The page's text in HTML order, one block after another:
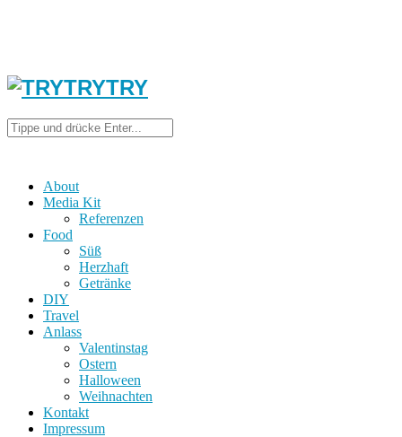
About
Media Kit
Referenzen
Food
Süß
Herzhaft
Getränke
DIY
Travel
Anlass
Valentinstag
Ostern
Halloween
Weihnachten
Kontakt
Impressum